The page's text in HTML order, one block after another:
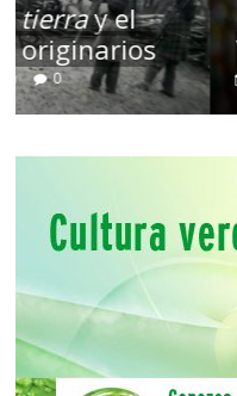
Terror
14 marzo, 2026 Julio